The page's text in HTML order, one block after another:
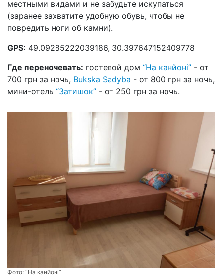
местными видами и не забудьте искупаться
(заранее захватите удобную обувь, чтобы не
повредить ноги об камни).
GPS: 49.09285222039186, 30.397647152409778
Где переночевать: гостевой дом “На канйоні” - от
700 грн за ночь, Bukska Sadyba - от 800 грн за ночь,
мини-отель “Затишок” - от 250 грн за ночь.
Фото: “На канйоні”